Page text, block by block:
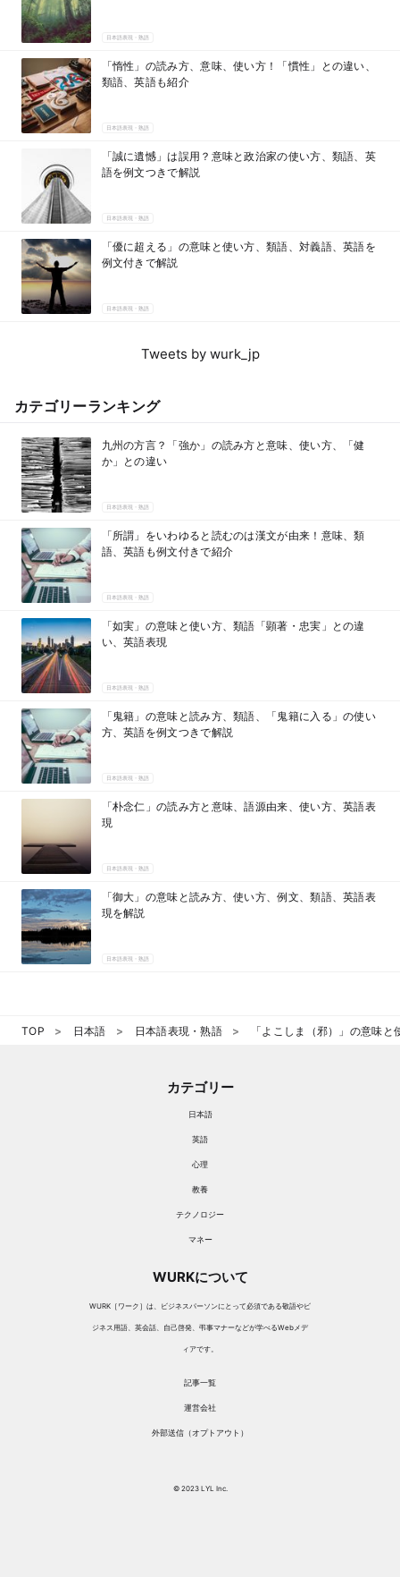
日本語表現・熟語
「惰性」の読み方、意味、使い方！「慣性」との違い、
類語、英語も紹介
日本語表現・熟語
「誠に遺憾」は誤用？意味と政治家の使い方、類語、英
語を例文つきで解説
日本語表現・熟語
「優に超える」の意味と使い方、類語、対義語、英語を
例文付きで解説
日本語表現・熟語
Tweets by wurk_jp
カテゴリーランキング
九州の方言？「強か」の読み方と意味、使い方、「健
か」との違い
日本語表現・熟語
「所謂」をいわゆると読むのは漢文が由来！意味、類
語、英語も例文付きで紹介
日本語表現・熟語
「如実」の意味と使い方、類語「顕著・忠実」との違
い、英語表現
日本語表現・熟語
「鬼籍」の意味と読み方、類語、「鬼籍に入る」の使い
方、英語を例文つきで解説
日本語表現・熟語
「朴念仁」の読み方と意味、語源由来、使い方、英語表
現
日本語表現・熟語
「御大」の意味と読み方、使い方、例文、類語、英語表
現を解説
日本語表現・熟語
TOP 日本語 日本語表現・熟語 「よこしま（邪）」の意味
カテゴリー
日本語
英語
心理
教養
テクノロジー
マネー
WURKについて
WURK［ワーク］は、ビジネスパーソンにとって必須である敬語やビ
ジネス用語、英会話、自己啓発、弔事マナーなどが学べるWebメデ
ィアです。
記事一覧
運営会社
外部送信（オプトアウト）
© 2023 LYL Inc.